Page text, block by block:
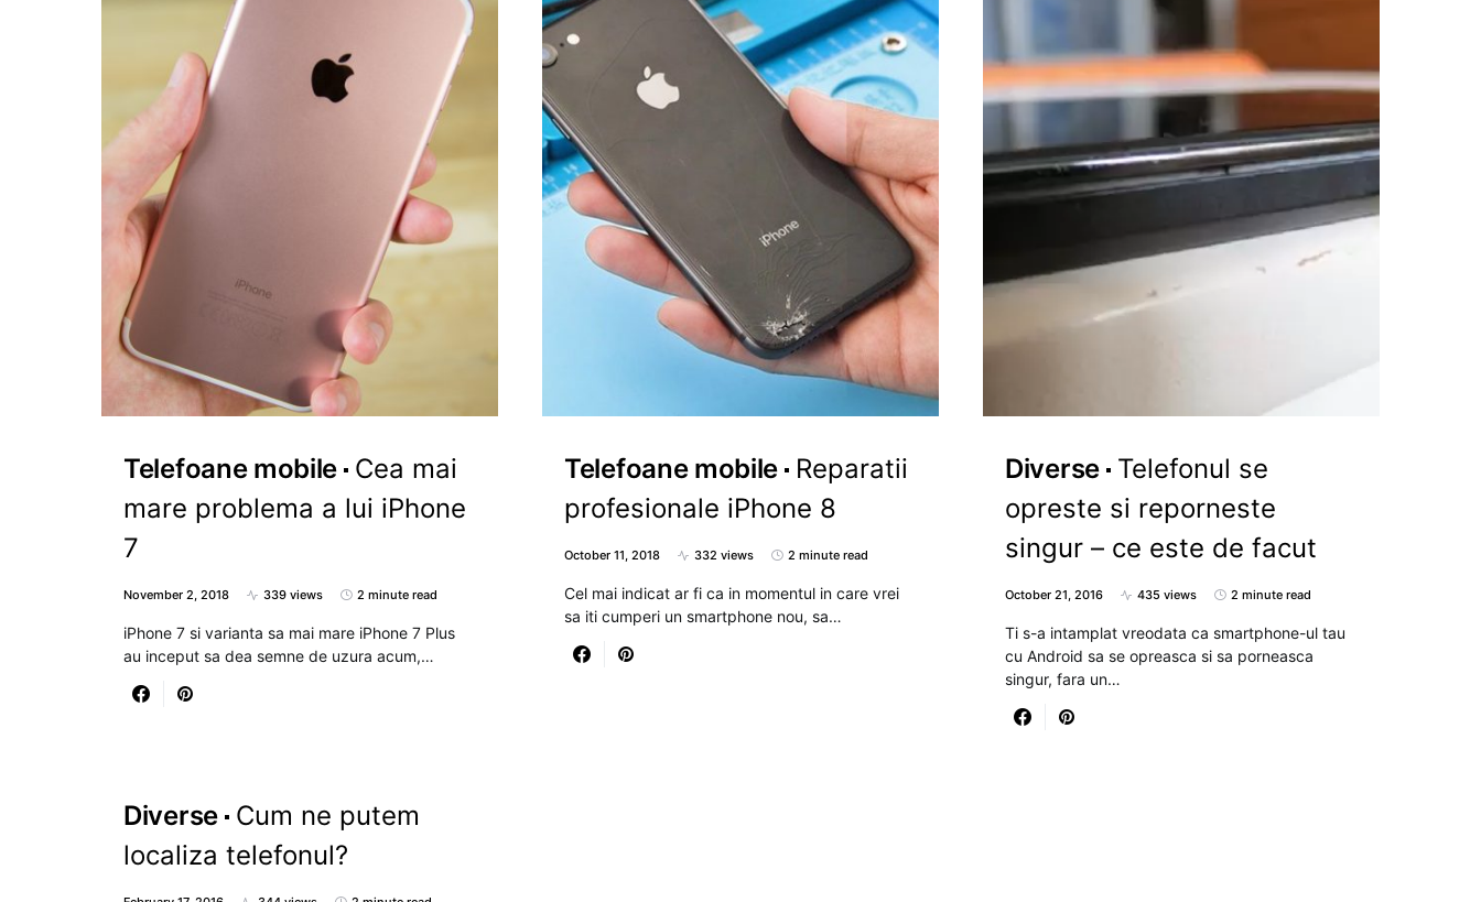
Telefoane mobile Cea mai
mare problema a lui iPhone
7
November 2, 2018 339 views 2 minute read
iPhone 7 si varianta sa mai mare iPhone 7 Plus
au inceput sa dea semne de uzura acum,…
Telefoane mobile
Reparatii
profesionale iPhone 8
October 11, 2018 332 views 2 minute read
Cel mai indicat ar fi ca in momentul in care vrei
sa iti cumperi un smartphone nou, sa…
Diverse Telefonul se
opreste si reporneste
singur – ce este de facut
October 21, 2016 435 views 2 minute read
Ti s-a intamplat vreodata ca smartphone-ul tau
cu Android sa se opreasca si sa porneasca
singur, fara un…
Diverse Cum ne putem
localiza telefonul?